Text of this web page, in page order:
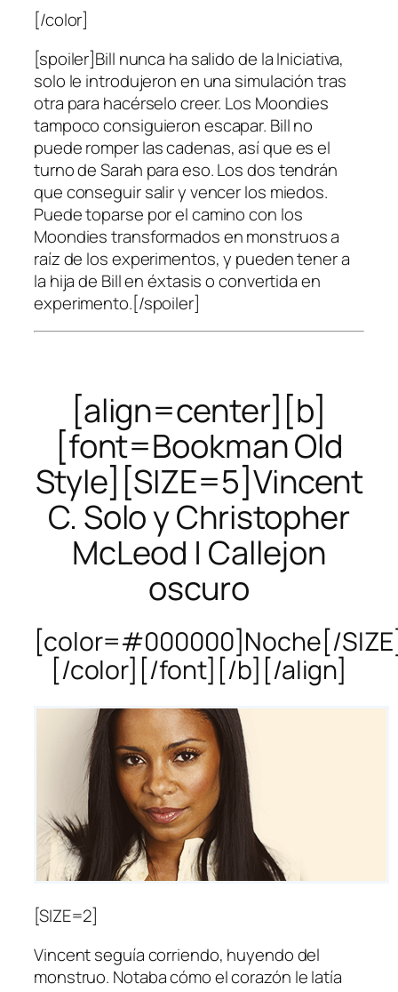
[/color]
[spoiler]Bill nunca ha salido de la Iniciativa,
solo le introdujeron en una simulación tras
otra para hacérselo creer. Los Moondies
tampoco consiguieron escapar. Bill no
puede romper las cadenas, así que es el
turno de Sarah para eso. Los dos tendrán
que conseguir salir y vencer los miedos.
Puede toparse por el camino con los
Moondies transformados en monstruos a
raíz de los experimentos, y pueden tener a
la hija de Bill en éxtasis o convertida en
experimento.[/spoiler]
[align=center][b]
[font=Bookman Old
Style][SIZE=5]Vincent
C. Solo y Christopher
McLeod | Callejon
oscuro
[color=#000000]Noche[/
[/color][/font][/b][/align]
[SIZE=2]
Vincent seguía corriendo, huyendo del
monstruo. Notaba cómo el corazón le latía